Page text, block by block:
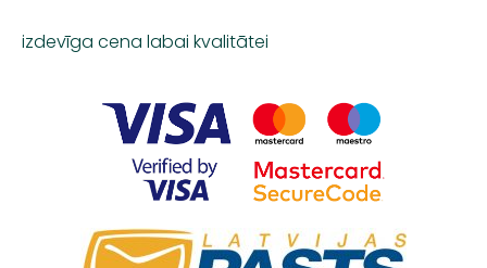
izdevīga cena labai kvalitātei